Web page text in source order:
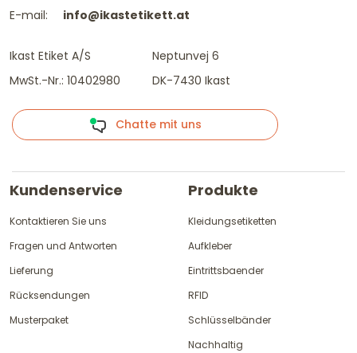
E-mail:
info@ikastetikett.at
Ikast Etiket A/S
MwSt.-Nr.: 10402980
Neptunvej 6
DK-7430 Ikast
Chatte mit uns
Kundenservice
Kontaktieren Sie uns
Fragen und Antworten
Lieferung
Rücksendungen
Musterpaket
Produkte
Kleidungsetiketten
Aufkleber
Eintrittsbaender
RFID
Schlüsselbänder
Nachhaltig